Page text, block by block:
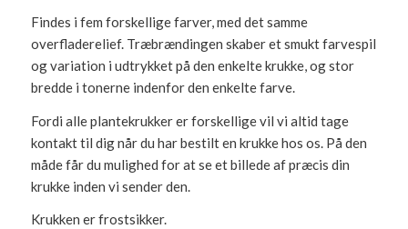
Findes i fem forskellige farver, med det samme
overfladerelief. Træbrændingen skaber et smukt farvespil
og variation i udtrykket på den enkelte krukke, og stor
bredde i tonerne indenfor den enkelte farve.
Fordi alle plantekrukker er forskellige vil vi altid tage
kontakt til dig når du har bestilt en krukke hos os. På den
måde får du mulighed for at se et billede af præcis din
krukke inden vi sender den.
Krukken er frostsikker.